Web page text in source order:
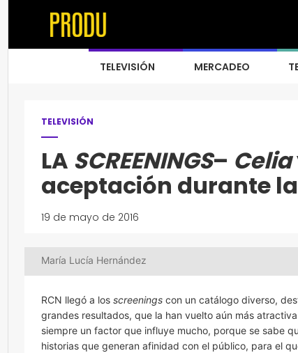
TELEVISIÓN MERCADEO
TELEVISIÓN
LA SCREENINGS– Celia
aceptación durante
19 de mayo de 2016
María Lucía Hernández
RCN llegó a los screenings con un catálogo diverso,
grandes resultados, que la han vuelto aún más
siempre un factor que influye mucho, porque se sabe
historias que generan afinidad con el público, para el